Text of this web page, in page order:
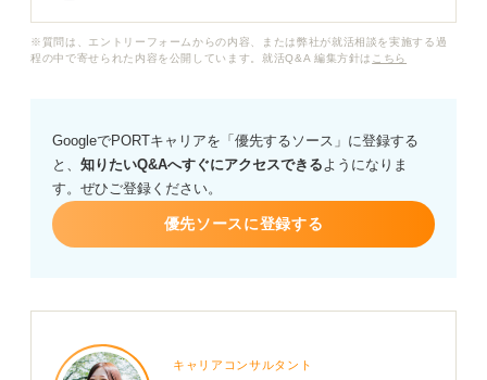
るのですが、運用保守の仕事から始めるのは避けるべき
人の特徴などについて教えていただきたいです。
※質問は、エントリーフォームからの内容、または弊社が就活相談を実施する過
程の中で寄せられた内容を公開しています。就活Q&A 編集方針は こちら
GoogleでPORTキャリアを「優先するソース」に登録する
と、 知りたいQ&Aへすぐにアクセスできるようになりま
す。ぜひご登録ください。
優先ソースに登録する
キャリアコンサルタント